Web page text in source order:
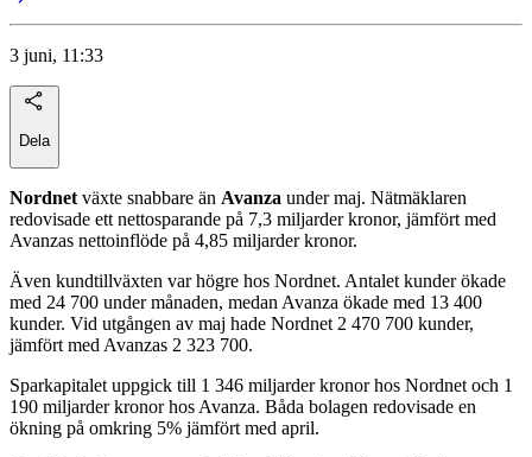
3 juni, 11:33
Dela
Nordnetväxte snabbare än Avanza under maj. Nätmäklaren
redovisade ett nettosparande på 7,3 miljarder kronor, jämfört med
Avanzas nettoinflöde på 4,85 miljarder kronor.
Även kundtillväxten var högre hos Nordnet. Antalet kunder ökade
med 24 700 under månaden, medan Avanza ökade med 13 400
kunder. Vid utgången av maj hade Nordnet 2 470 700 kunder,
jämfört med Avanzas 2 323 700.
Sparkapitalet uppgick till 1 346 miljarder kronor hos Nordnet och 1
190 miljarder kronor hos Avanza. Båda bolagen redovisade en
ökning på omkring 5% jämfört med april.